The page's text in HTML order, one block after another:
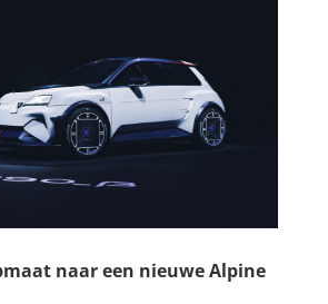
naar een nieuwe Alpine